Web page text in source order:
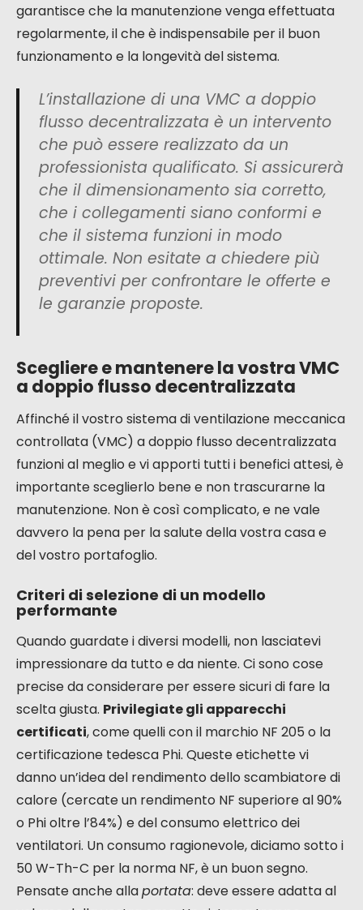
Criteri di posizionamento e accessibilità
La scelta della posizione per ogni unità
decentralizzata è importante per la sua efficacia e
il vostro comfort. Idealmente, è necessario
privilegiare le zone giorno (soggiorno, camere da
letto) e le stanze potenzialmente soggette
all’umidità (cucina, bagno, WC). Si raccomanda di
posizionare le unità in modo da bilanciare la
lunghezza dei condotti di estrazione e immissione, e
di minimizzare il numero di curve per ridurre le
perdite di carico. Inoltre, è fondamentale che
l’apparecchio sia facilmente accessibile per le
operazioni di manutenzione, in particolare la pulizia
o la sostituzione dei filtri. Un accesso agevole
garantisce che la manutenzione venga effettuata
regolarmente, il che è indispensabile per il buon
funzionamento e la longevità del sistema.
L’installazione di una VMC a doppio
flusso decentralizzata è un intervento
che può essere realizzato da un
professionista qualificato. Si assicurerà
che il dimensionamento sia corretto,
che i collegamenti siano conformi e
che il sistema funzioni in modo
ottimale. Non esitate a chiedere più
preventivi per confrontare le offerte e
Scegliere e mantenere la vostra VMC
a doppio flusso decentralizzata
Affinché il vostro sistema di ventilazione meccanica
controllata (VMC) a doppio flusso decentralizzata
funzioni al meglio e vi apporti tutti i benefici attesi, è
importante sceglierlo bene e non trascurarne la
manutenzione. Non è così complicato, e ne vale
davvero la pena per la salute della vostra casa e
del vostro portafoglio.